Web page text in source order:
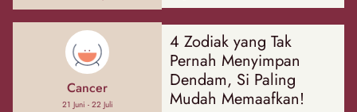
Cancer
21 Juni - 22 Juli
4 Zodiak yang Tak
Pernah Menyimpan
Dendam, Si Paling
Mudah Memaafkan!